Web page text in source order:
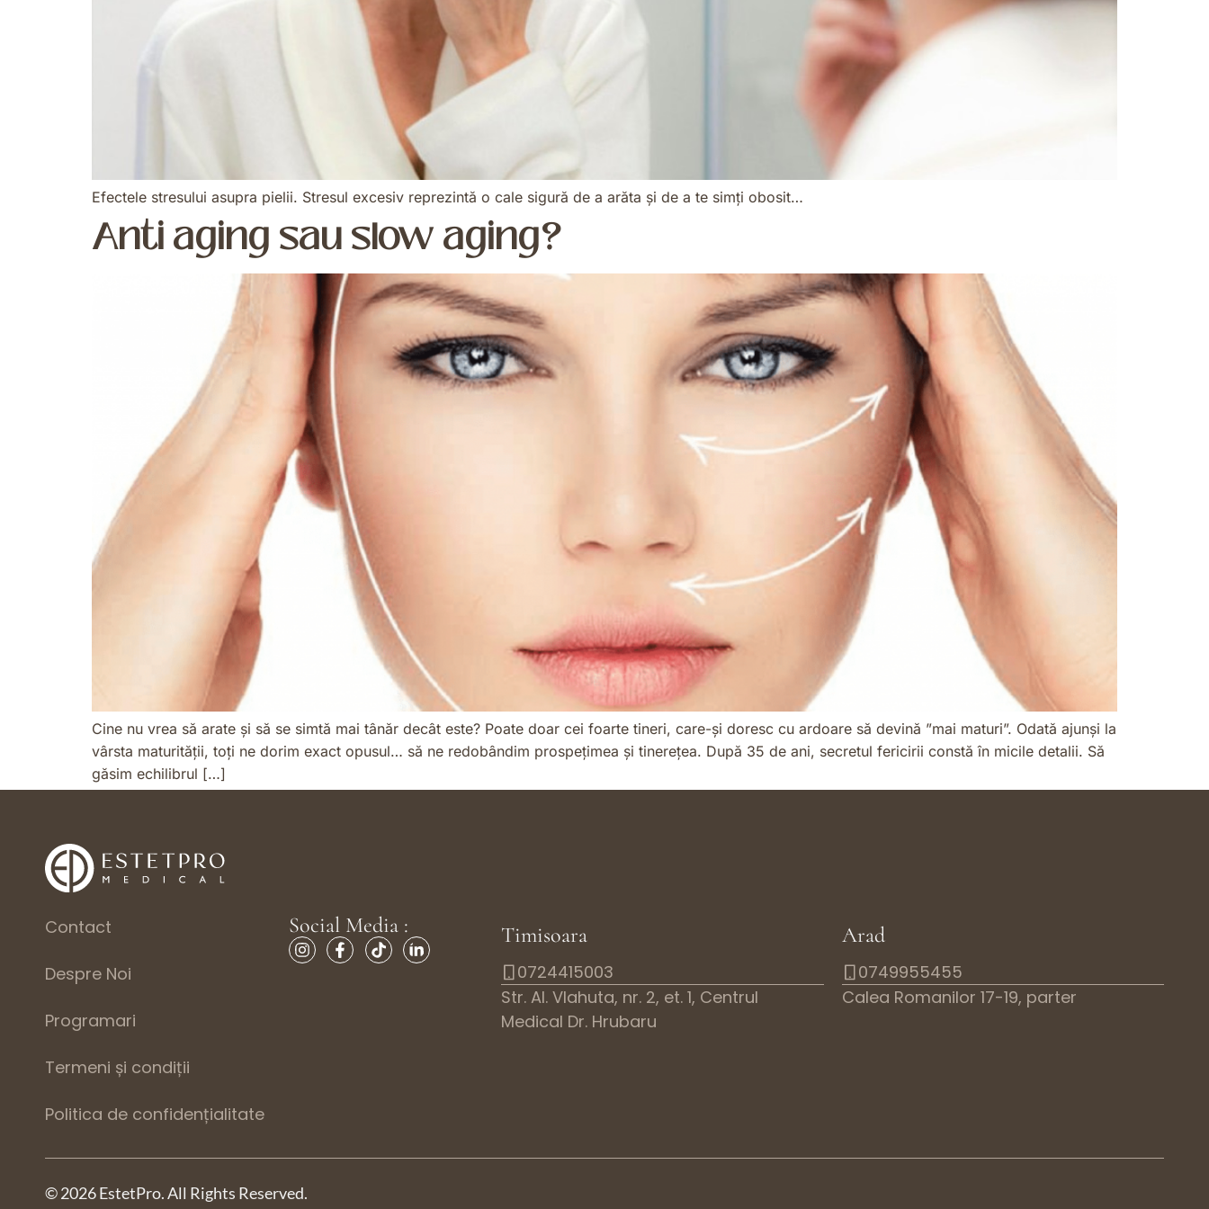
Efectele stresului asupra pielii. Stresul excesiv reprezintă o cale sigură de a arăta și de a te simți obosit…
Anti aging sau slow aging?
Cine nu vrea să arate și să se simtă mai tânăr decât este? Poate doar cei foarte tineri, care-și doresc cu ardoare să devină ”mai maturi”. Odată ajunși la
vârsta maturității, toți ne dorim exact opusul… să ne redobândim prospețimea și tinerețea. După 35 de ani, secretul fericirii constă în micile detalii. Să
găsim echilibrul […]
Contact
Despre Noi
Programari
Termeni și condiții
Politica de confidențialitate
Social Media : Timisoara
0724415003
Str. Al. Vlahuta, nr. 2, et. 1, Centrul
Medical Dr. Hrubaru
Arad
0749955455
Calea Romanilor 17-19, parter
© 2026 EstetPro. All Rights Reserved.